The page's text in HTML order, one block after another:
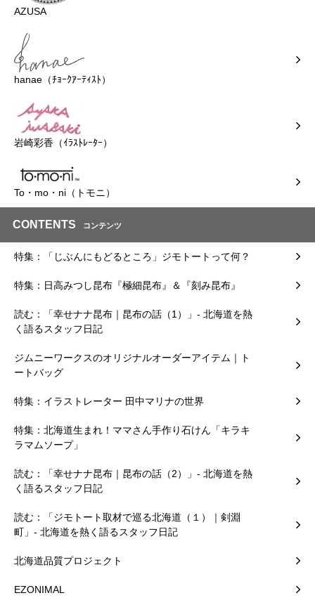
AZUSA
hanae（ﾁｮｰｸｱｰﾃｨｽﾄ）
岩崎彩香（ｲﾗｽﾄﾚｰﾀｰ）
To・mo・ni（トモニ）
CONTENTS コンテンツ
特集：「じぶんにもどるところ」ジモトートって何？
特集：日高みつし昆布『極細昆布』＆『刻み昆布』
読む：「幸せナナ昆布｜昆布の話（1）」- 北海道を熱
く語るスタッフ日記
ジムニーワークスのオリジナルオーダーアイテム｜ト
ートバッグ
特集：イラストレーター 田中マリナの世界
特集：北海道生まれ！ママさん手作り石けん「キラキ
ラマムソープ」
読む：「幸せナナ昆布｜昆布の話（2）」- 北海道を熱
く語るスタッフ日記
読む：「ジモトート取材で巡る北海道（１）｜剣淵
町」- 北海道を熱く語るスタッフ日記
北海道品質プロジェクト
EZONIMAL